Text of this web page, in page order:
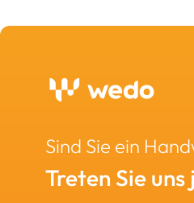
Sind Sie ein
Treten Sie